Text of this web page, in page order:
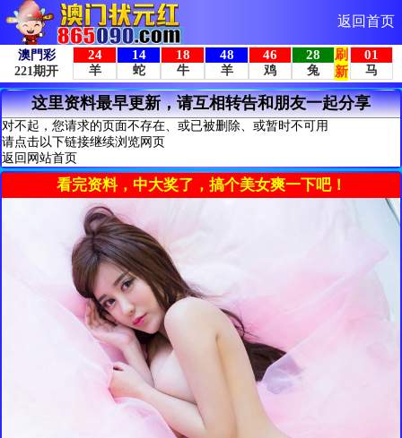
返回首页
这里资料最早更新，请互相转告和朋友一起分享
对不起，您请求的页面不存在、或已被删除、或暂时不可用
请点击以下链接继续浏览网页
返回网站首页
看完资料，中大奖了，搞个美女爽一下吧！